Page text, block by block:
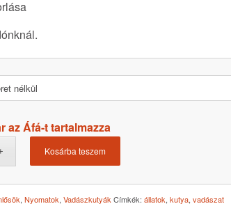
az Áfá-t tartalmazza
Kosárba teszem
,Nyomatok,Vadászkutyák Címkék:állatok,kutya,vadászat